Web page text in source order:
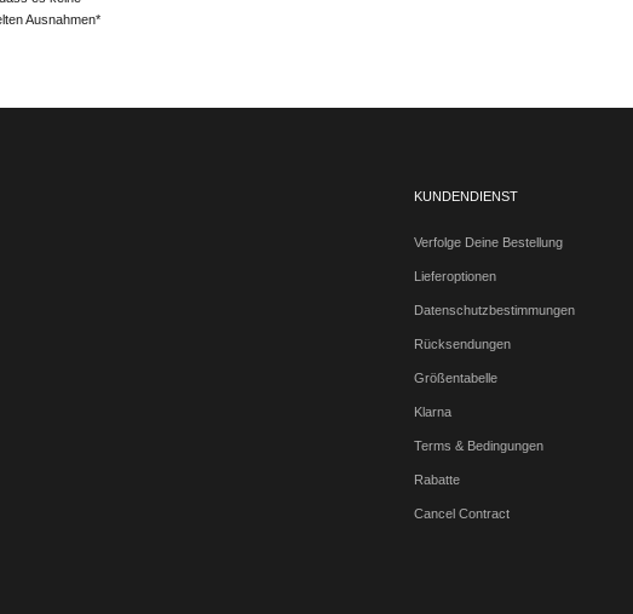
Ausnahmen*
KUNDENDIENST
Verfolge Deine Bestellung
Lieferoptionen
Datenschutzbestimmungen
Rücksendungen
Größentabelle
Klarna
Terms & Bedingungen
Rabatte
Cancel Contract